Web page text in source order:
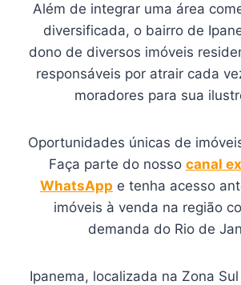
Além de integrar uma área
diversificada, o bairro de
dono de diversos imóveis
responsáveis por atrair cada
moradores para sua
Oportunidades únicas de
Faça parte do nosso canal
WhatsApp e tenha acesso
imóveis à venda na região
demanda do Rio de
Ipanema, localizada na Zona